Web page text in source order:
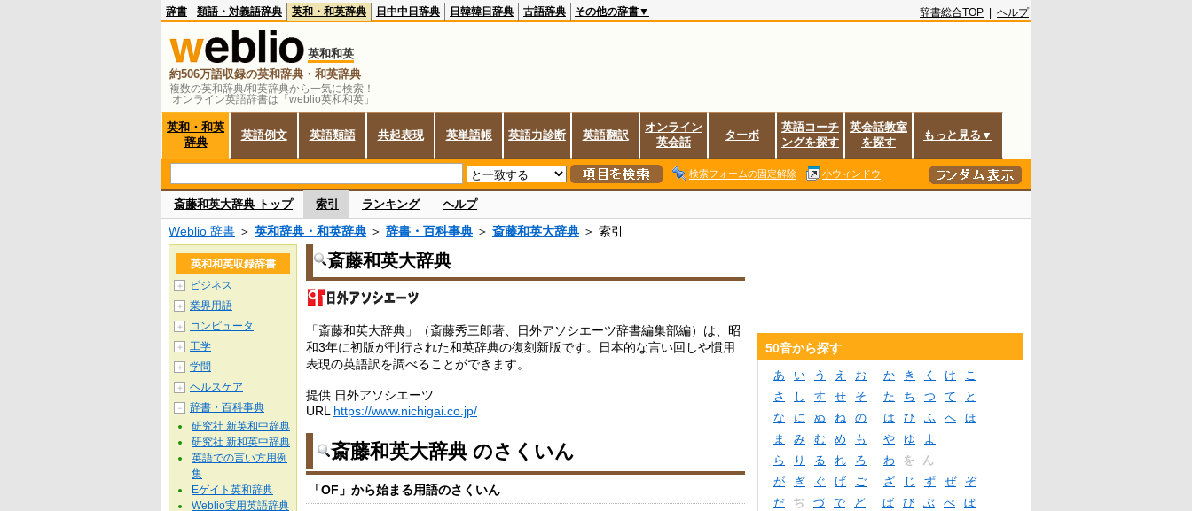
複数の英和辞典/和英辞典から一気に検索！
オンライン英語辞書は「weblio英和和英」
辞書 類語・対義語辞典 英和・和英辞典 日中中日辞典 日韓韓日辞典 古語辞典 その他の辞書▼ 辞書総合TOP ヘルプ
英和和英
約506万語収録の英和辞典・和英辞典
英和・和英
辞典
英語例文 英語類語 共起表現 英単語帳 英語力診断 英語翻訳
オンライン
英会話
ターボ
英語コーチ
ングを探す
英会話教室
を探す
もっと見る▼
検索フォームの固定解除 小ウィンドウ
斎藤和英大辞典 トップ 索引 ランキング ヘルプ
Weblio 辞書 ＞ 英和辞典・和英辞典 ＞ 辞書・百科事典 ＞斎藤和英大辞典 ＞ 索引
斎藤和英大辞典
「斎藤和英大辞典」（斎藤秀三郎著、日外アソシエーツ辞書編集部編）は、昭
和3年に初版が刊行された和英辞典の復刻新版です。日本的な言い回しや慣用
表現の英語訳を調べることができます。
提供 日外アソシエーツ
URL https://www.nichigai.co.jp/
斎藤和英大辞典 のさくいん
「OF」から始まる用語のさくいん
英和和英収録辞書
＋ ビジネス
＋ 業界用語
＋ コンピュータ
＋ 工学
＋ 学問
＋ ヘルスケア
－
辞書・百科事典
研究社 新英和中辞典
研究社 新和英中辞典
英語での言い方用例
集
Eゲイト英和辞典
Weblio実用英語辞典
50音から探す
あ い う え お か き く け
こ
さ
し す せ そ た ち つ て
と
な
に ぬ ね の は ひ ふ へ
ほ
ま
み む め も や ゆ
よ
ら
り る れ ろ わ を
ん
が
ぎ ぐ げ ご ざ じ ず ぜ
ぞ
だ
ぢ づ で ど ば び ぶ べ
ぼ